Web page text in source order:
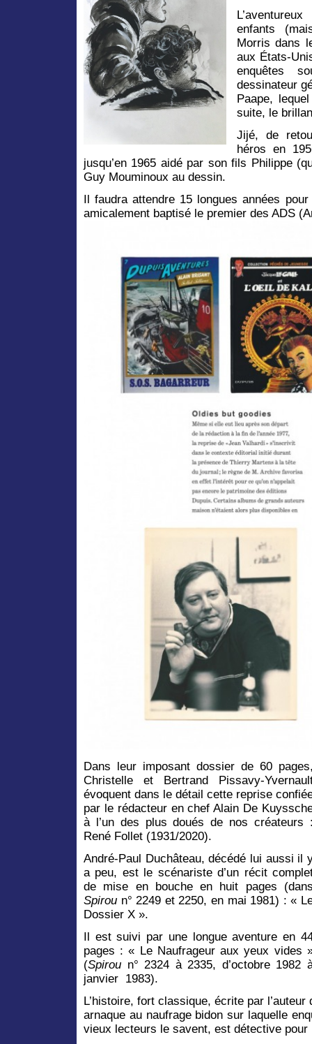
enfants
Morris dans
aux États-
enquêtes
dessinateur
Paape,
suite, le
Jijé, de
héros en
jusqu’en 1965 aidé par son fils Philippe
Guy Mouminoux au dessin.
Il faudra attendre 15 longues années
amicalement baptisé le premier des ADS
Dans leur imposant dossier de 60
Christelle et Bertrand Pissavy-
évoquent dans le détail cette reprise
par le rédacteur en chef Alain De
à l’un des plus doués de nos créateurs
René Follet (1931/2020).
André-Paul Duchâteau, décédé lui aussi il
a peu, est le scénariste d’un récit
de mise en bouche en huit pages
Spirou n° 2249 et 2250, en mai 1981) : «
Dossier X ».
Il est suivi par une longue aventure en
pages : « Le Naufrageur aux yeux vides
(Spirou n° 2324 à 2335, d’octobre 1982
janvier 1983).
L’histoire, fort classique, écrite par
arnaque au naufrage bidon sur laquelle
vieux lecteurs le savent, est détective pour